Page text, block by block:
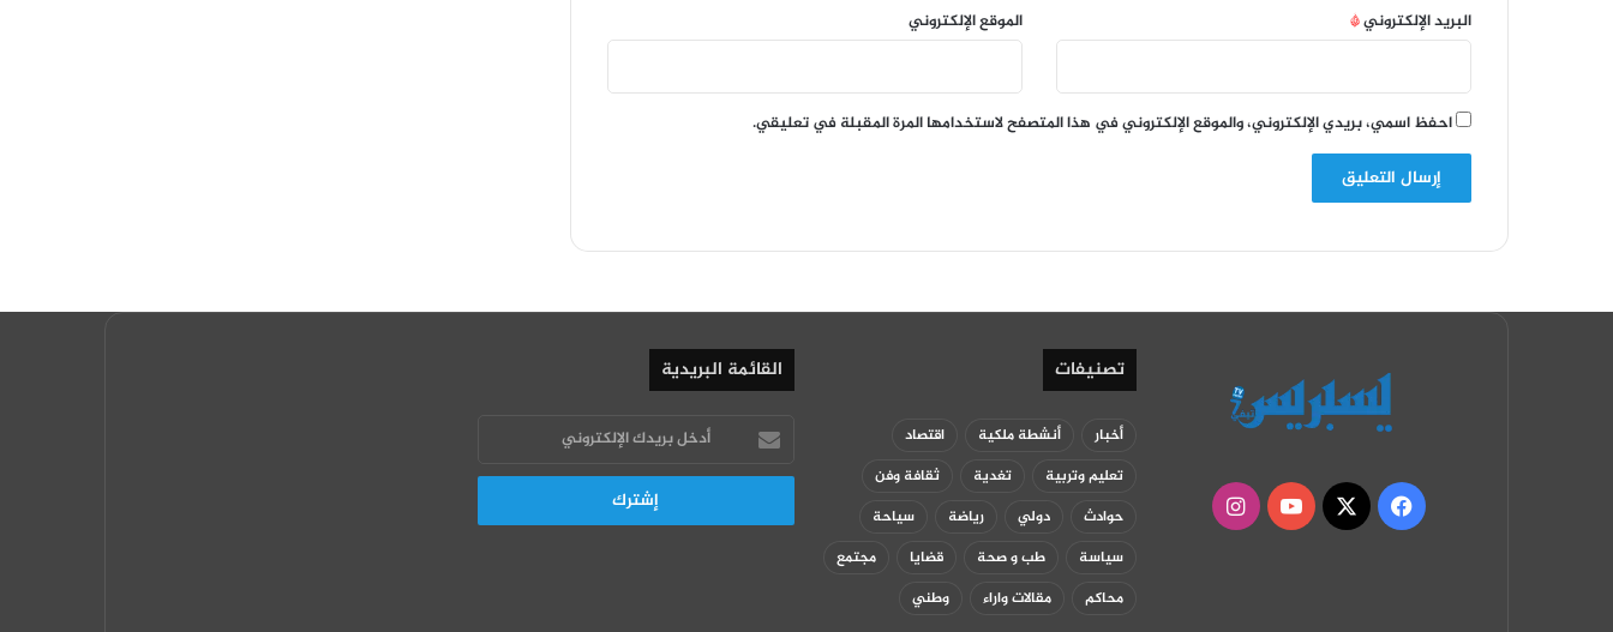
البريد الإلكتروني* الموقع الإلكتروني
احفظ اسمي، بريدي الإلكتروني، والموقع الإلكتروني في هذا المتصفح لاستخدامها المرة المقبلة في تعليقي.
فيسبوك
‫X
‫YouTubeانستقرام
تصنيفات
أخبار أنشطة ملكية
اقتصاد
تعليم وتربية
تغدية
ثقافة وفن
حوادث
دولي رياضة
سياحة
سياسة
طب و صحة قضايا
مجتمع
محاكم
مقالات واراء وطني
القائمة البريدية
أدخل
بريدك
الإلكتروني